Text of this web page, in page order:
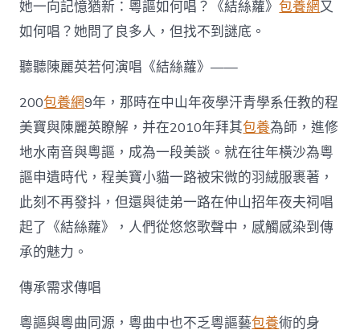
她一向記憶猶新：粵謳如何唱？《結絲蘿》包養網又
如何唱？她問了良多人，但找不到謎底。
聽聽陳麗英若何演唱《結絲蘿》——
200包養網9年，那時在中山年夜學汗青學系任教的程
美寶與陳麗英瞭解，并在2010年拜其包養為師，進修
地水南音與粵謳，成為一段美談。就在往年橫沙為粵
謳申遺時代，程美寶小貓一路被宋微的羽絨服裹著，
此刻不再發抖，但還與徒弟一路在仲山招年夜夫祠唱
起了《結絲蘿》，人們從悠悠歌聲中，感觸感染到傳
承的魅力。
傳承需求傳唱
粵謳與粵曲同源，粵曲中也不乏粵謳藝包養術的身